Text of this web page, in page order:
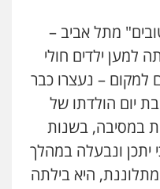
מתל אביב –
ילדים חולי
למקום – נעצרו כבר
יום הולדתו של
במסיבה, בשנות
יתכן ונבעלה במהלך
היא בילתה